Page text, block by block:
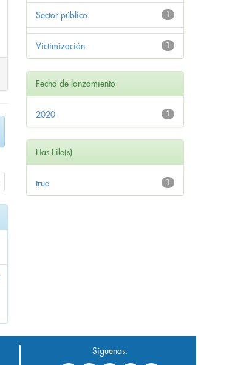
1
Sector público
1
Victimización
Fecha de lanzamiento
1
2020
Has File(s)
1
true
Síguenos: